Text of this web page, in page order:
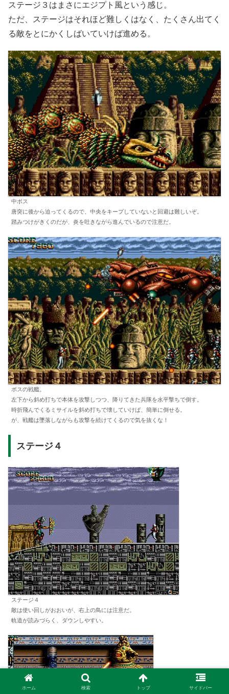
ステージ３はまさにエジプト風という感じ。
ただ、ステージはそれほど難しくはなく、たくさん出てく
る敵をとにかくしばいていけば進める。
中ボス
唐突に後から迫ってくるので、中央をキープしていないと回避は難しいぞ。
踏みつけがきくのだが、炎を吐きながら進んでいるので注意だ。
ボスの戦艦。
左下から斜め打ちで本体を攻撃しつつ、降りてきた兵隊を水平撃ちで倒す。
時折飛んでくるミサイルを斜め打ちで壊していけば、簡単に倒せる。
が、戦艦は墜落しながらも攻撃を続けてくるので気を抜くな！
ステージ４
ステージ４
敵は使い回しがおおいが、右上の鳥には注意だ。
軌道が読みづらく、ダウンしやすい。
ホーム 検索 トップ サイドバー